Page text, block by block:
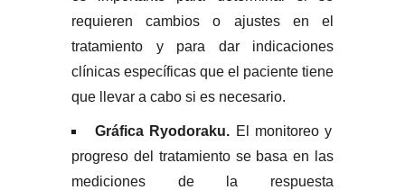
requieren cambios o ajustes en el
tratamiento y para dar indicaciones
clínicas específicas que el paciente tiene
que llevar a cabo si es necesario.
Gráfica Ryodoraku. El monitoreo y
progreso del tratamiento se basa en las
mediciones de la respuesta